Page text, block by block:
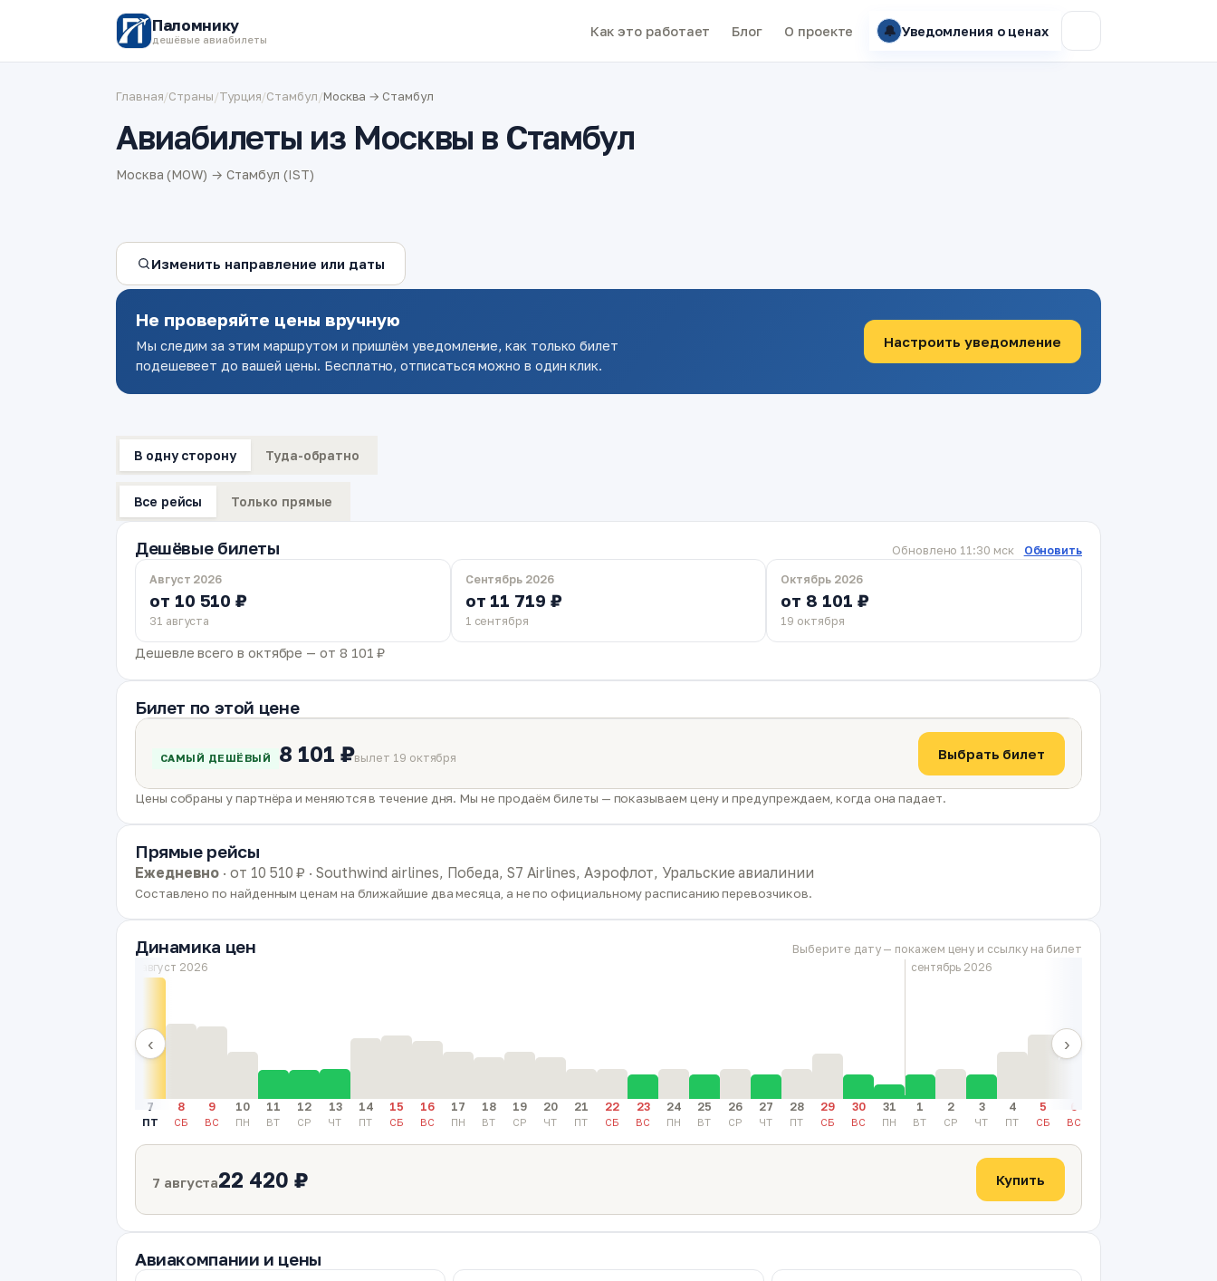
Паломнику
дешёвые авиабилеты
Как это работает Блог О проекте 🔔 Уведомления о ценах
Главная/Страны/Турция/Стамбул/Москва → Стамбул
Авиабилеты из Москвы в Стамбул
Москва (MOW) → Стамбул (IST)
Изменить направление или даты
Не проверяйте цены вручную
Мы следим за этим маршрутом и пришлём уведомление, как только билет
подешевеет до вашей цены. Бесплатно, отписаться можно в один клик.
Настроить уведомление
В одну сторону Туда-обратно
Все рейсы Только прямые
Дешёвые билеты Обновлено 11:30 мск Обновить
Август 2026
от 10 510 ₽
31 августа
Сентябрь 2026
от 11 719 ₽
1 сентября
Октябрь 2026
от 8 101 ₽
19 октября
Дешевле всего в октябре — от 8 101 ₽
Билет по этой цене
САМЫЙ ДЕШЁВЫЙ 8 101 ₽вылет 19 октября Выбрать билет
Цены собраны у партнёра и меняются в течение дня. Мы не продаём билеты — показываем цену и предупреждаем, когда она падает.
Прямые рейсы
Ежедневно · от 10 510 ₽ · Southwind airlines, Победа, S7 Airlines, Аэрофлот, Уральские авиалинии
Составлено по найденным ценам на ближайшие два месяца, а не по официальному расписанию перевозчиков.
Динамика цен Выберите дату — покажем цену и ссылку на билет
‹ ›
август 2026
7
ПТ
8
СБ
9
ВС
10
ПН
11
ВТ
12
СР
13
ЧТ
14
ПТ
15
СБ
16
ВС
17
ПН
18
ВТ
19
СР
20
ЧТ
21
ПТ
22
СБ
23
ВС
24
ПН
25
ВТ
26
СР
27
ЧТ
28
ПТ
29
СБ
30
ВС
31
ПН
сентябрь 2026
1
ВТ
2
СР
3
ЧТ
4
ПТ
5
СБ
6
ВС
7 августа22 420 ₽ Купить
Авиакомпании и цены